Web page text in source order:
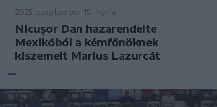
2025. szeptember 15., hétfő
Nicușor Dan hazarendelte
Mexikóból a kémfőnöknek
kiszemelt Marius Lazurcát